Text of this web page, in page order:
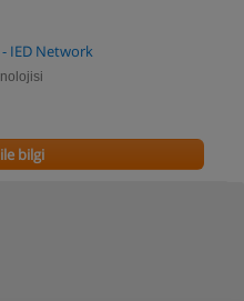
IED Network
bilgi